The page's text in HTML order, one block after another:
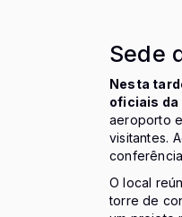
Sede
Nesta
oficiais da
aeroporto
visitantes.
O local
torre de